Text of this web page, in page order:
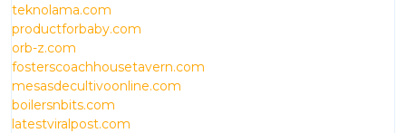
teknolama.com
productforbaby.com
orb-z.com
fosterscoachhousetavern.com
mesasdecultivoonline.com
boilersnbits.com
latestviralpost.com